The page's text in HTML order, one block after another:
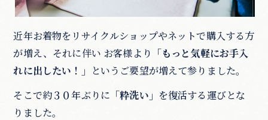
近年お着物をリサイクルショップやネットで購入する方
が増え、それに伴い お客様より 「もっと気軽にお手入
れに出したい！」 というご要望が増えて参りました。
そこで約３０年ぶりに 「粋洗い」 を復活する運びとな
りました。